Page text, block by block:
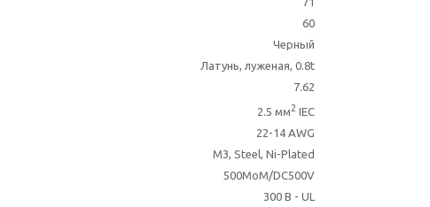
60
Черный
Латунь, луженая, 0.8t
7.62
2.5 мм2 IEC
22-14 AWG
M3, Steel, Ni-Plated
500MoM/DC500V
300 В - UL